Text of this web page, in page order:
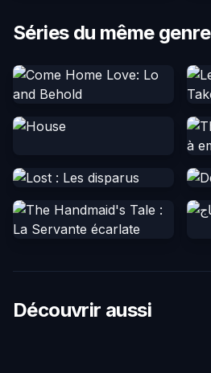
Séries du même genre
Découvrir aussi